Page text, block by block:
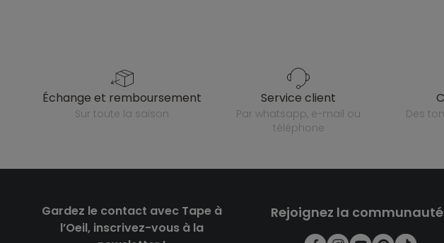
échange et remboursement
sur toute la saison
service client
par whatsapp, e-mail ou
téléphone
des
Gardez le contact avec Tape à
l’Oeil, inscrivez-vous à la
Rejoignez la